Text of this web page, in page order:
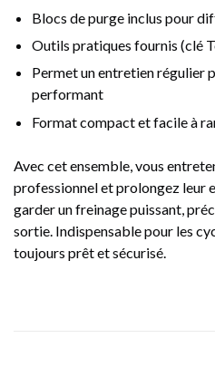
Blocs de purge inclus pour
Outils pratiques fournis (clé
Permet un entretien régulier
performant
Format compact et facile à
Avec cet ensemble, vous
professionnel et prolongez leur
garder un freinage puissant,
sortie. Indispensable pour les
toujours prêt et sécurisé.